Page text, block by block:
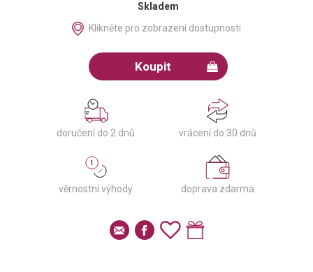
Skladem
Klikněte pro zobrazení dostupnosti
Koupit
doručení do 2 dnů vrácení do 30 dnů
věrnostní výhody doprava zdarma